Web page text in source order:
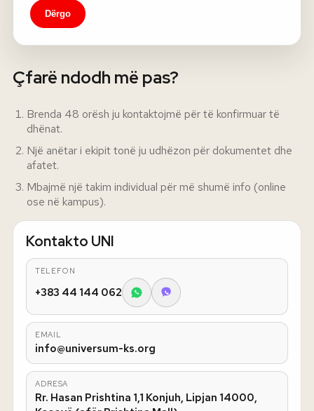
LMS Canvas
Dërgo
Çfarë ndodh më pas?
Brenda 48 orësh ju kontaktojmë për të konfirmuar të
dhënat.
Një anëtar i ekipit tonë ju udhëzon për dokumentet dhe
afatet.
Mbajmë një takim individual për më shumë info (online
ose në kampus).
Kontakto UNI
TELEFON
+383 44 144 062
EMAIL
info@universum-ks.org
ADRESA
Rr. Hasan Prishtina 1,1 Konjuh, Lipjan 14000,